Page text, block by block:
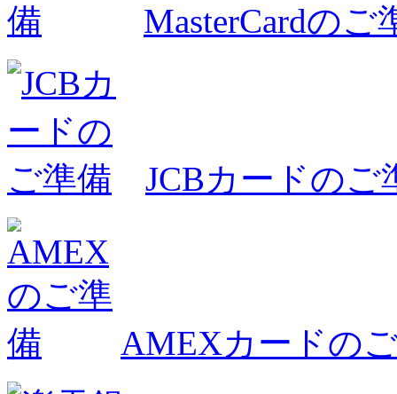
MasterCardのご
JCBカードのご
AMEXカードの